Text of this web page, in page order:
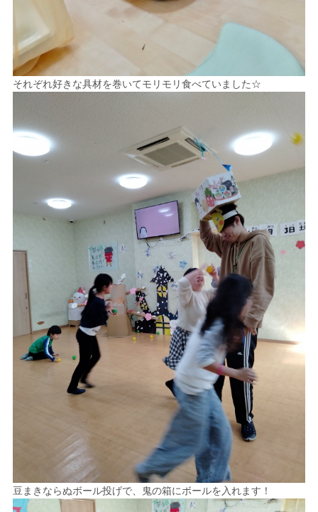
それぞれ好きな具材を巻いてモリモリ食べていました☆
豆まきならぬボール投げで、鬼の箱にボールを入れます！